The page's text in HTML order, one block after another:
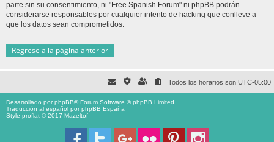
parte sin su consentimiento, ni "Free Spanish Forum" ni phpBB podrán
considerarse responsables por cualquier intento de hacking que conlleve a
que los datos sean comprometidos.
Regrese a la página anterior
Todos los horarios son UTC-05:00
Desarrollado porphpBB® Forum Software © phpBB Limited
Traducción al español porphpBB España
Style proflat © 2017 Mazeltof